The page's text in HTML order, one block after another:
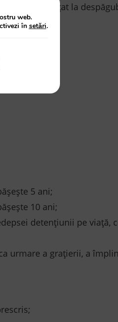
a renunțat la
5 ani;
10 ani;
detențiunii pe viață,
urmare a grațierii, a
web.
în setări.